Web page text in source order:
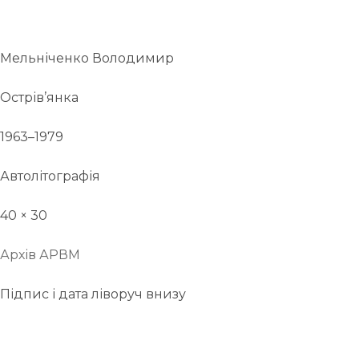
Мельніченко Володимир
Острів’янка
1963–1979
Автолітографія
40 × 30
Архів АРВМ
Підпис і дата ліворуч внизу